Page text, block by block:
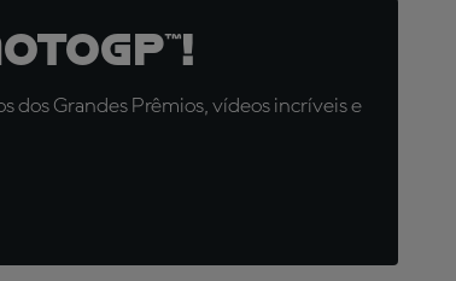
dos Grandes Prêmios, vídeos incríveis e